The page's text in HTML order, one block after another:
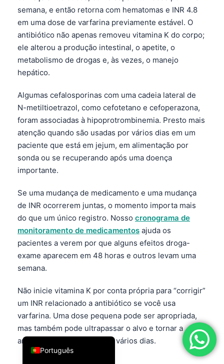
em uma dose de varfarina previamente estável. O
antibiótico não apenas removeu vitamina K do corpo;
ele alterou a produção intestinal, o apetite, o
metabolismo de drogas e, às vezes, o manejo
hepático.
N-metiltioetrazol, como cefotetano e cefoperazona,
foram associadas à hipoprotrombinemia. Presto mais
atenção quando são usadas por vários dias em um
paciente que está em jejum, em alimentação por
sonda ou se recuperando após uma doença
importante.
de INR ocorrerem juntas, o momento importa mais
do que um único registro. Nossocronograma de
monitoramento de medicamentosajuda os
pacientes a verem por que alguns efeitos droga-
exame aparecem em 48 horas e outros levam uma
semana.
um INR relacionado a antibiótico se você usa
varfarina. Uma dose pequena pode ser apropriada,
mas também pode ultrapassar o alvo e tornar a
anticoagulação ineficaz por vários dias.
Má absorção de gorduras e o padrão
Português
English
Deutsch
العربية
עִבְרִית
Español
Ελληνικά
Türkçe
简体中文
فارسی
Български
Dansk
Nederlands
Bahasa Indonesia
Հայերեն
Íslenska
Српски језик
Svenska